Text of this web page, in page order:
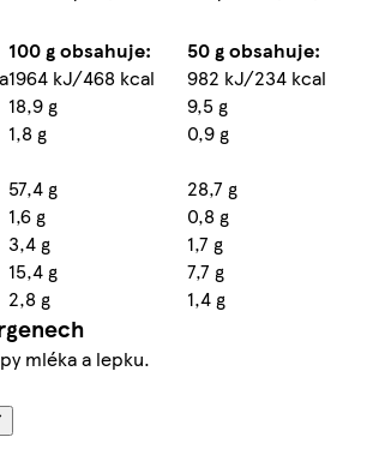
100 g obsahuje:
50 g obsahuje:
1964 kJ/468 kcal
982 kJ/234 kcal
18,9 g
9,5 g
1,8 g
0,9 g
57,4 g
28,7 g
1,6 g
0,8 g
3,4 g
1,7 g
15,4 g
7,7 g
2,8 g 1,4 g
mléka a lepku.